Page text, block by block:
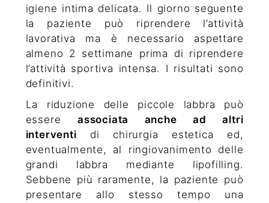
igiene intima delicata. Il giorno seguente
la paziente può riprendere l’attività
lavorativa ma è necessario aspettare
almeno 2 settimane prima di riprendere
l’attività sportiva intensa. I risultati sono
definitivi.
La riduzione delle piccole labbra può
essere associata anche ad altri
interventi di chirurgia estetica ed,
eventualmente, al ringiovanimento delle
grandi labbra mediante lipofilling.
Sebbene più raramente, la paziente può
presentare allo stesso tempo una